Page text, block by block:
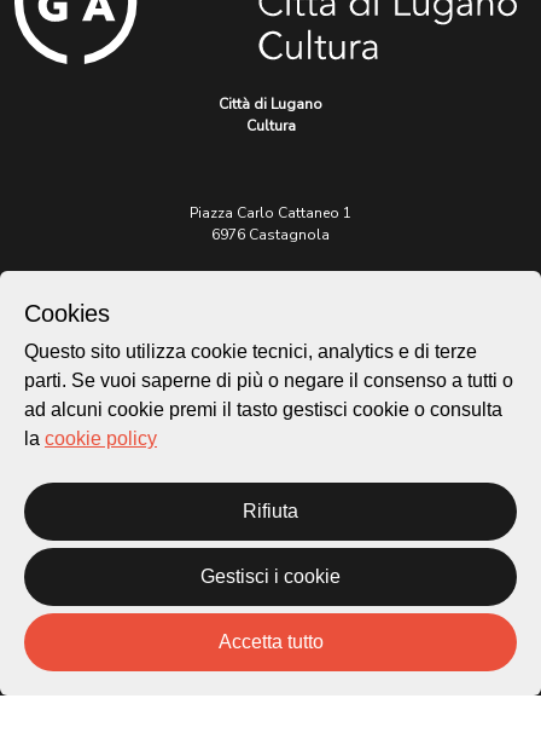
Città di Lugano
Cultura
Piazza Carlo Cattaneo 1
6976 Castagnola
patrimonio@lugano.ch
t. +41 58 866 68 50
Sito istituzionale:
Privacy Policy
Credits
Homepage
Storie
Novità
Cookies
Questo sito utilizza cookie tecnici, analytics e di terze
parti. Se vuoi saperne di più o negare il consenso a tutti o
ad alcuni cookie premi il tasto gestisci cookie o consulta
la cookie policy
Rifiuta
Gestisci i cookie
Accetta tutto